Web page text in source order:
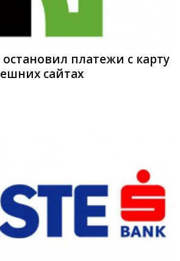
платежи с карту
сайтах